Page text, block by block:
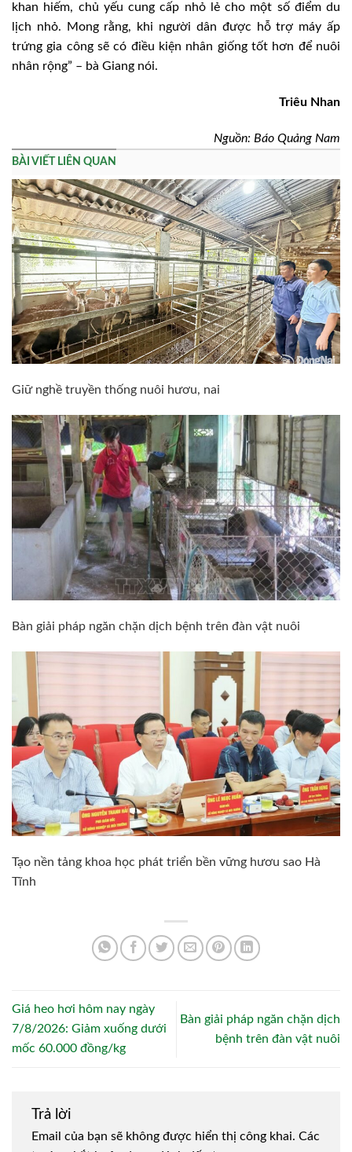
khan hiếm, chủ yếu cung cấp nhỏ lẻ cho một số điểm du
lịch nhỏ. Mong rằng, khi người dân được hỗ trợ máy ấp
trứng gia công sẽ có điều kiện nhân giống tốt hơn để nuôi
nhân rộng” – bà Giang nói.
Triêu Nhan
Nguồn: Báo Quảng Nam
BÀI VIẾT LIÊN QUAN
Giữ nghề truyền thống nuôi hươu, nai
Bàn giải pháp ngăn chặn dịch bệnh trên đàn vật nuôi
Tạo nền tảng khoa học phát triển bền vững hươu sao Hà
Tĩnh
Giá heo hơi hôm nay ngày
7/8/2026: Giảm xuống dưới
mốc 60.000 đồng/kg
Bàn giải pháp ngăn chặn dịch
bệnh trên đàn vật nuôi
Trả lời
Email của bạn sẽ không được hiển thị công khai. Các